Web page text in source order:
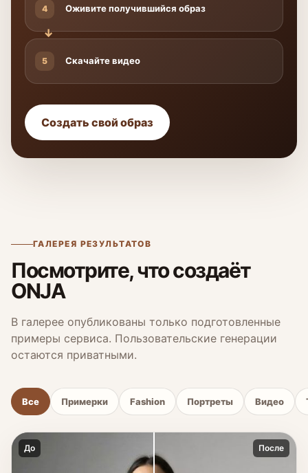
4 Оживите получившийся образ
5 Скачайте видео
Создать свой образ
ГАЛЕРЕЯ РЕЗУЛЬТАТОВ
Посмотрите, что создаёт
ONJA
В галерее опубликованы только подготовленные
примеры сервиса. Пользовательские генерации
остаются приватными.
Все Примерки Fashion Портреты Видео
До После